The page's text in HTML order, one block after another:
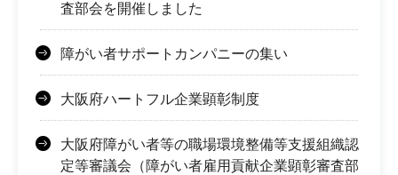
査部会を開催しました
障がい者サポートカンパニーの集い
大阪府ハートフル企業顕彰制度
大阪府障がい者等の職場環境整備等支援組織認
定等審議会（障がい者雇用貢献企業顕彰審査部